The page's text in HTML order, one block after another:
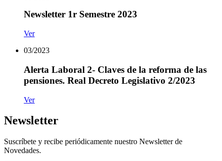
Newsletter 1r Semestre 2023
Ver
03/2023
Alerta Laboral 2- Claves de la reforma de las
pensiones. Real Decreto Legislativo 2/2023
Ver
Newsletter
Suscríbete y recibe periódicamente nuestro Newsletter de
Novedades.